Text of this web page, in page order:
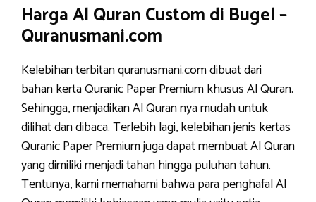
Harga Al Quran Custom di Bugel –
Quranusmani.com
Kelebihan terbitan quranusmani.com dibuat dari
bahan kerta Quranic Paper Premium khusus Al Quran.
Sehingga, menjadikan Al Quran nya mudah untuk
dilihat dan dibaca. Terlebih lagi, kelebihan jenis kertas
Quranic Paper Premium juga dapat membuat Al Quran
yang dimiliki menjadi tahan hingga puluhan tahun.
Tentunya, kami memahami bahwa para penghafal Al